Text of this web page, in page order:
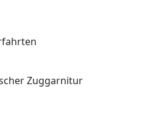
Zuggarnitur